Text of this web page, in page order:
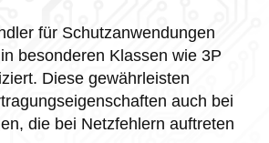
für Schutzanwendungen
besonderen Klassen wie 3P
Diese gewährleisten
auch bei
die bei Netzfehlern auftreten